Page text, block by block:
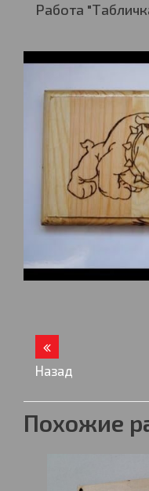
Работа
Назад
Похожие